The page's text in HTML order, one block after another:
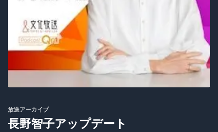
放送アーカイブ
長野智子アップデート